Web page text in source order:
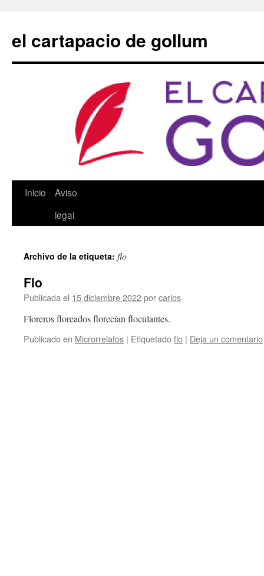
contenido
el cartapacio de gollum
Inicio
Aviso
legal
Archivo de la etiqueta: flo
Flo
Publicada el 15 diciembre 2022porcarlos
Floreros floreados florecían floculantes.
Publicado en Microrrelatos | Etiquetadoflo | Deja un comentario